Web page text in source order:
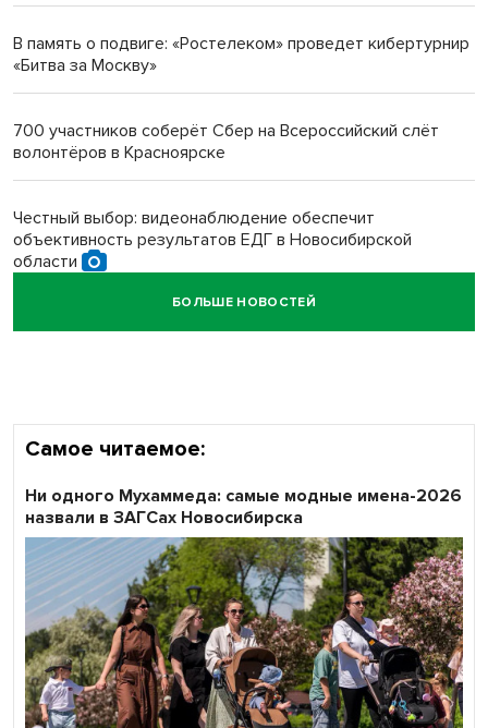
В память о подвиге: «Ростелеком» проведет кибертурнир
«Битва за Москву»
700 участников соберёт Сбер на Всероссийский слёт
волонтёров в Красноярске
Честный выбор: видеонаблюдение обеспечит
объективность результатов ЕДГ в Новосибирской
области
Кибертанки пошли в бой: «Ростелеком» объявляет
БОЛЬШЕ НОВОСТЕЙ
Самое читаемое:
Ни одного Мухаммеда: самые модные имена-2026
назвали в ЗАГСах Новосибирска